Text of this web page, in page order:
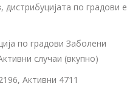
дистрибуцијата по градови е
по градови Заболени
случаи (вкупно)
Активни 4711